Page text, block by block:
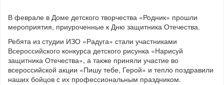
В феврале в Доме детского творчества «Родник» прошли
мероприятия, приуроченные к Дню защитника Отечества.
Ребята из студии ИЗО «Радуга» стали участниками
Всероссийского конкурса детского рисунка «Нарисуй
защитника Отечества», а также приняли участие во
всероссийской акции «Пишу тебе, Герой» и тепло поздравили
наших бойцов с их профессиональным праздником.